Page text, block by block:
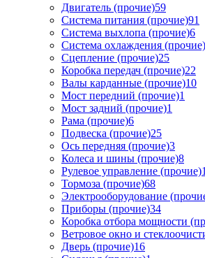
Двигатель (прочие)59
Система питания (прочие)91
Система выхлопа (прочие)6
Система охлаждения (прочие)
Сцепление (прочие)25
Коробка передач (прочие)22
Валы карданные (прочие)10
Мост передний (прочие)1
Мост задний (прочие)1
Рама (прочие)6
Подвеска (прочие)25
Ось передняя (прочие)3
Колеса и шины (прочие)8
Рулевое управление (прочие)
Тормоза (прочие)68
Электрооборудование
Приборы (прочие)34
Коробка отбора мощности
Ветровое окно и
Дверь (прочие)16